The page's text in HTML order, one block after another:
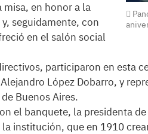
en honor a la
seguidamente, con
en el salón social
participaron en esta
López Dobarro, y
Buenos Aires.
el banquete, la presidenta
institución, que en 1910